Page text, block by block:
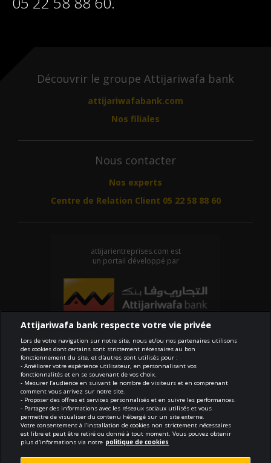
Découvrir le groupe Attijariwafa bank
attijariwafabank.com
Nos filiales
Nous contacter
Nos experts
Centre de Relation Client 05 22 58 88 60
attijarientreprises.com est
un portail développé par
Conformité
Conditions générales d'utilisation
Sécurité et confidentialité
Politique de cookies
Protection des données personnelles
Paramètres des cookies
Attijariwafa bank respecte votre vie privée
Lors de votre navigation sur notre site, nous et/ou nos partenaires utilisons
des cookies dont certains sont strictement nécessaires au bon
fonctionnement du site, et d'autres sont utilisés pour :
- Améliorer votre expérience utilisateur, en personnalisant vos
fonctionnalités et en se souvenant de vos choix.
- Mesurer l’audience en suivant le nombre de visiteurs et en comprenant
comment vous arrivez sur notre site.
- Proposer des offres et services personnalisés et en suivre les performances.
- Partager des informations avec les réseaux sociaux utilisés et vous
permettre de visualiser du contenu hébergé sur un site externe.
Votre consentement à l'installation de cookies non strictement nécessaires
est libre et peut être retiré ou donné à tout moment. Vous pouvez obtenir
plus d'informations via notre politique de cookies